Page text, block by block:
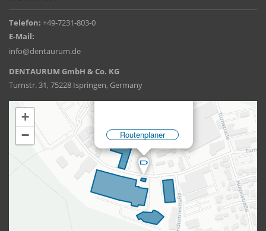
Telefon: +49-7231-803-0
E-Mail:
info@dentaurum.de
DENTAURUM GmbH & Co. KG
Turnstr. 31, 75228 Ispringen, Germany